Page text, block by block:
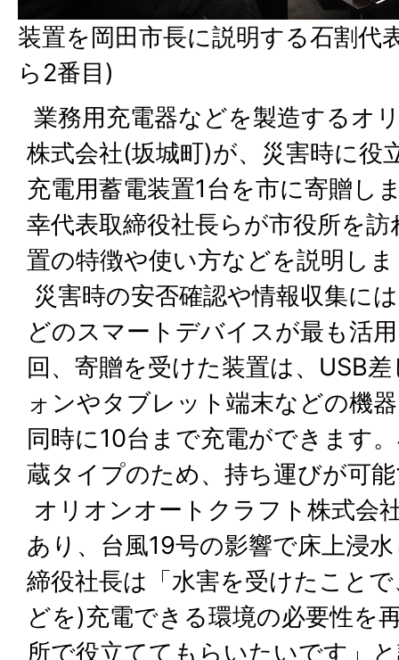
装置を岡田市長に説明する石割代
ら2番目)
業務用充電器などを製造するオ
株式会社(坂城町)が、災害時に役
充電用蓄電装置1台を市に寄贈し
幸代表取締役社長らが市役所を
置の特徴や使い方などを説明し
災害時の安否確認や情報収集に
どのスマートデバイスが最も活
回、寄贈を受けた装置は、USB
ォンやタブレット端末などの機
同時に10台まで充電ができます
蔵タイプのため、持ち運びが可
オリオンオートクラフト株式会
あり、台風19号の影響で床上浸
締役社長は「水害を受けたこと
どを)充電できる環境の必要性を
所で役立ててもらいたいです」